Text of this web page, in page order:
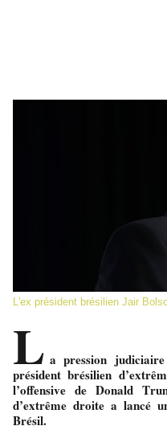
L'ex président brésilien Jair
L a pression
président brésilien
l’offensive de Donald
d’extrême droite a lancé
Brésil.